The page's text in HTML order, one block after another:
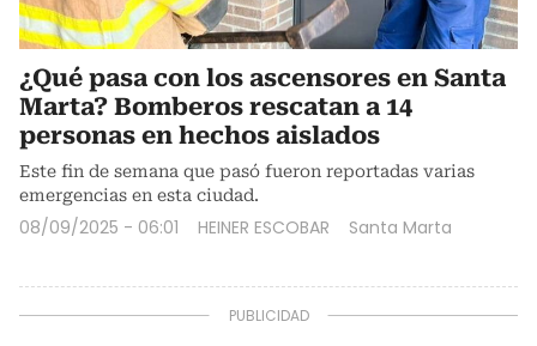
¿Qué pasa con los ascensores en Santa
Marta? Bomberos rescatan a 14
personas en hechos aislados
Este fin de semana que pasó fueron reportadas varias
emergencias en esta ciudad.
08/09/2025 - 06:01 HEINER ESCOBAR Santa Marta